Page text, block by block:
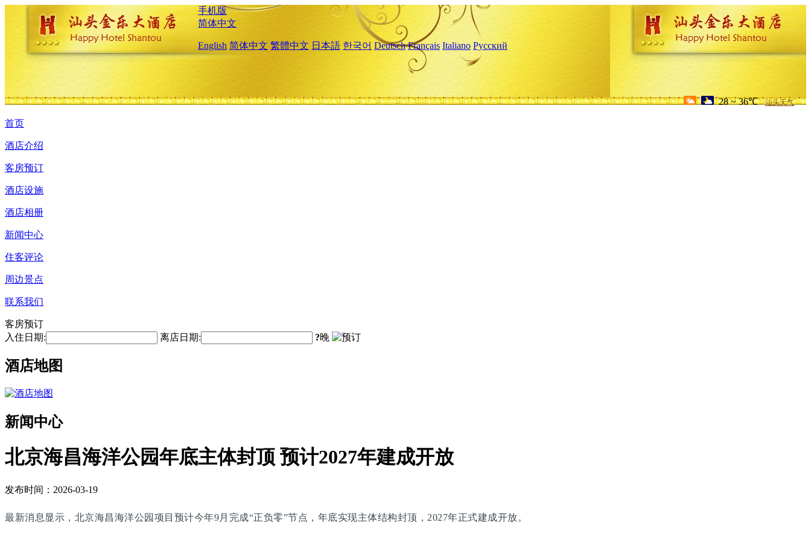
手机版
简体中文
English 简体中文 繁體中文 日本語 한국어 Deutsch Français Italiano Русский
28 ~ 36℃ 汕头天气
首页
酒店介绍
客房预订
酒店设施
酒店相册
新闻中心
住客评论
周边景点
联系我们
客房预订
入住日期:
离店日期: ?晚
酒店地图
新闻中心
北京海昌海洋公园年底主体封顶 预计2027年建成开放
发布时间：2026-03-19
最新消息显示，北京海昌海洋公园项目预计今年9月完成“正负零”节点，年底实现主体结构封顶，2027年正式建成开放。